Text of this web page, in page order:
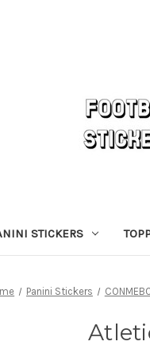
STICKERS
Panini Stickers